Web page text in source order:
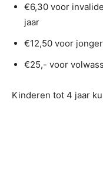
€6,30 voor
jaar
€12,50 voor
€25,- voor
Kinderen tot 4 jaar